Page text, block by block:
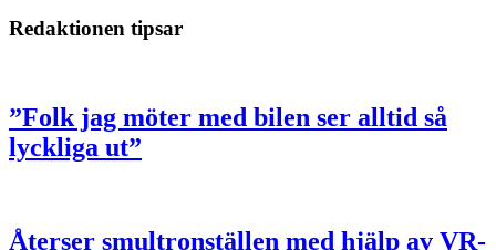
Redaktionen tipsar
”Folk jag möter med bilen ser alltid så
lyckliga ut”
Återser smultronställen med hjälp av VR-